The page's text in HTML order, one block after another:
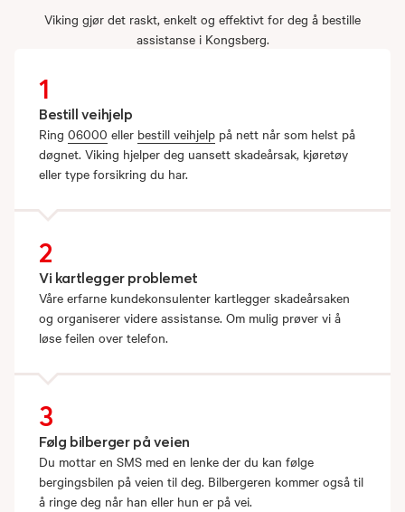
Viking gjør det raskt, enkelt og effektivt for deg å bestille
assistanse i Kongsberg.
1
Bestill veihjelp
Ring 06000 eller bestill veihjelp på nett når som helst på
døgnet. Viking hjelper deg uansett skadeårsak, kjøretøy
eller type forsikring du har.
2
Vi kartlegger problemet
Våre erfarne kundekonsulenter kartlegger skadeårsaken
og organiserer videre assistanse. Om mulig prøver vi å
løse feilen over telefon.
3
Følg bilberger på veien
Du mottar en SMS med en lenke der du kan følge
bergingsbilen på veien til deg. Bilbergeren kommer også til
å ringe deg når han eller hun er på vei.